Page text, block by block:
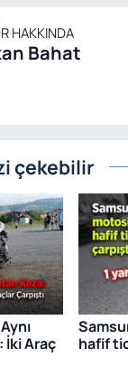
HAKKINDA
Bahat
çekebilir
İki Araç
hafif